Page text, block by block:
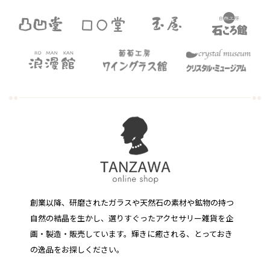
創業以降、研磨されたガラスや天然石の素材や鉱物の持つ
自然の結晶を生かし、選りすぐったアクセサリー雑貨を企
画・製造・販売しています。 輝きに癒される、とっておき
の逸品をお探しください。